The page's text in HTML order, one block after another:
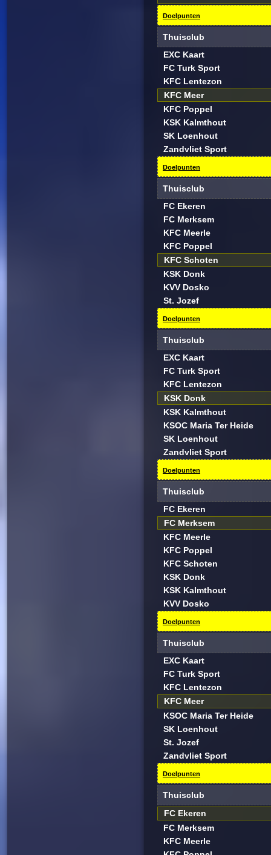
Doelpunten
Thuisclub
EXC Kaart
FC Turk Sport
KFC Lentezon
KFC Meer
KFC Poppel
KSK Kalmthout
SK Loenhout
Zandvliet Sport
Doelpunten
Thuisclub
FC Ekeren
FC Merksem
KFC Meerle
KFC Poppel
KFC Schoten
KSK Donk
KVV Dosko
St. Jozef
Doelpunten
Thuisclub
EXC Kaart
FC Turk Sport
KFC Lentezon
KSK Donk
KSK Kalmthout
KSOC Maria Ter Heide
SK Loenhout
Zandvliet Sport
Doelpunten
Thuisclub
FC Ekeren
FC Merksem
KFC Meerle
KFC Poppel
KFC Schoten
KSK Donk
KSK Kalmthout
KVV Dosko
Doelpunten
Thuisclub
EXC Kaart
FC Turk Sport
KFC Lentezon
KFC Meer
KSOC Maria Ter Heide
SK Loenhout
St. Jozef
Zandvliet Sport
Doelpunten
Thuisclub
FC Ekeren
FC Merksem
KFC Meerle